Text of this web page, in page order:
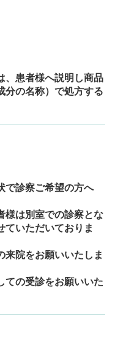
、患者様へ説明し商品
分の名称）で処方する
で診察ご希望の方へ
様は別室での診察とな
ていただいておりま
来院をお願いいたしま
ての受診をお願いいた